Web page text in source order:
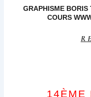
GRAPHISME BORIS
COURS
14ÈME